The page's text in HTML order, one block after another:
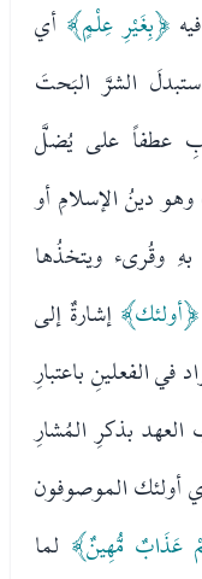
﴿بِغَيْرِ عِلْمٍ﴾ أي
الشرَّ البَحتَ
عطفاً على يُضلَّ
دينُ الإسلامِ أو
بهِ وقُرىء ويتخذُها
﴿أولئك﴾ إشارةٌ إلى
في الفعلينِ باعتبارِ
بذكرِ المُشارِ
أولئك الموصوفون
عَذَابٌ مُّهِينٌ﴾ لما